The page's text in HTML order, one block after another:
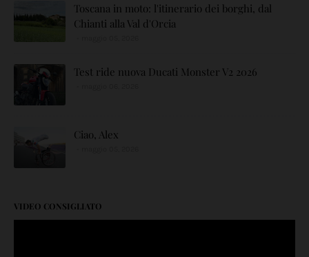
Toscana in moto: l'itinerario dei borghi, dal
Chianti alla Val d'Orcia
Test ride nuova Ducati Monster V2 2026
Ciao, Alex
VIDEO CONSIGLIATO